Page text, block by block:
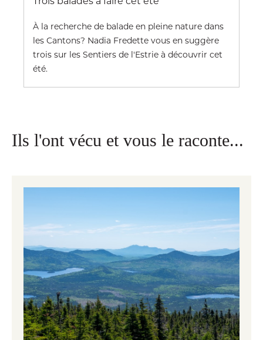
À la recherche de balade en pleine nature dans
les Cantons? Nadia Fredette vous en suggère
trois sur les Sentiers de l'Estrie à découvrir cet
été.
4 suggestions de sentiers moins
fréquentés
Pour des suggestions de sentiers moins
achalandés, c'est par ici!
Ils l'ont vécu et vous le raconte...